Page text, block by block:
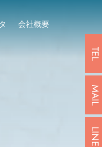
会社概要
TEL
MAIL
LINE